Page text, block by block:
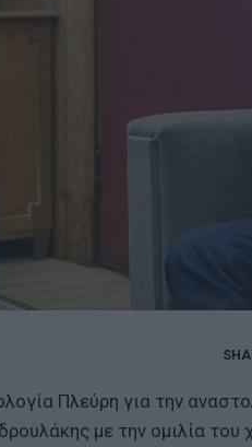
Πλεύρη για την
με την ομιλία του